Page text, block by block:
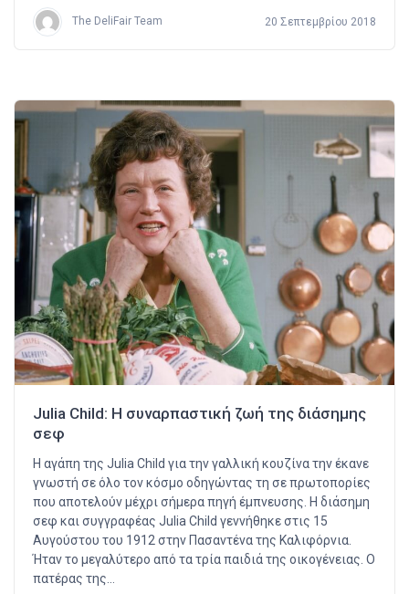
The DeliFair Team 20 Σεπτεμβρίου 2018
Julia Child: Η συναρπαστική ζωή της διάσημης
σεφ
Η αγάπη της Julia Child για την γαλλική κουζίνα την έκανε
γνωστή σε όλο τον κόσμο οδηγώντας τη σε πρωτοπορίες
που αποτελούν μέχρι σήμερα πηγή έμπνευσης. Η διάσημη
σεφ και συγγραφέας Julia Child γεννήθηκε στις 15
Αυγούστου του 1912 στην Πασαντένα της Καλιφόρνια.
Ήταν το μεγαλύτερο από τα τρία παιδιά της οικογένειας. Ο
πατέρας της…